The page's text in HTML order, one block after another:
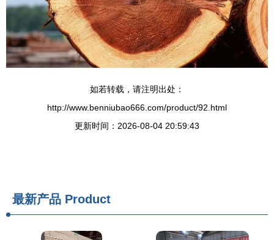
如若转载，请注明出处：
http://www.benniubao666.com/product/92.html
更新时间：2026-08-04 20:59:43
最新产品 Product